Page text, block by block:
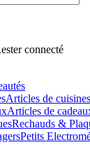
connecté
Articles de cuisines
Articles de
Rechauds &
Petits